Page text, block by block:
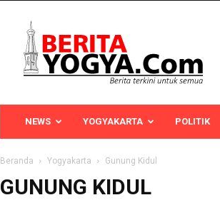
Yogya
NEWS YOGYAKARTA POLITIK
Beranda Yogyakarta Gunung Kidul
GUNUNG KIDUL